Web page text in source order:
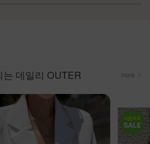
데일리 OUTER more